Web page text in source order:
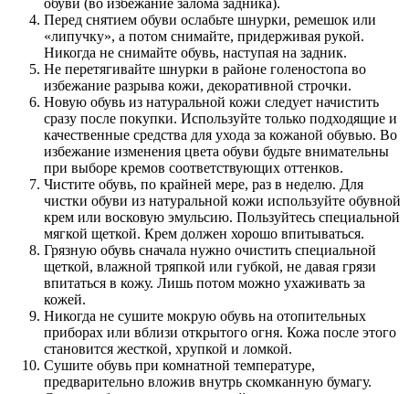
Перед снятием обуви ослабьте шнурки, ремешок или
«липучку», а потом снимайте, придерживая рукой.
Никогда не снимайте обувь, наступая на задник.
Не перетягивайте шнурки в районе голеностопа во
избежание разрыва кожи, декоративной строчки.
Новую обувь из натуральной кожи следует начистить
сразу после покупки. Используйте только подходящие и
качественные средства для ухода за кожаной обувью. Во
избежание изменения цвета обуви будьте внимательны
при выборе кремов соответствующих оттенков.
Чистите обувь, по крайней мере, раз в неделю. Для
чистки обуви из натуральной кожи используйте обувной
крем или восковую эмульсию. Пользуйтесь специальной
мягкой щеткой. Крем должен хорошо впитываться.
Грязную обувь сначала нужно очистить специальной
щеткой, влажной тряпкой или губкой, не давая грязи
впитаться в кожу. Лишь потом можно ухаживать за
кожей.
Никогда не сушите мокрую обувь на отопительных
приборах или вблизи открытого огня. Кожа после этого
становится жесткой, хрупкой и ломкой.
Сушите обувь при комнатной температуре,
предварительно вложив внутрь скомканную бумагу.